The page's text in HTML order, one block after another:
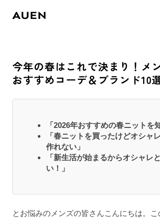
今年の春はこれで決まり！メ
おすすめコーデ＆ブランド10
「2026年おすすめの春ニットを
「春ニットを買ったけどオシャ
作れない」
「新生活が始まるからオシャレ
い！」
とお悩みのメンズの皆さんこんにちは。